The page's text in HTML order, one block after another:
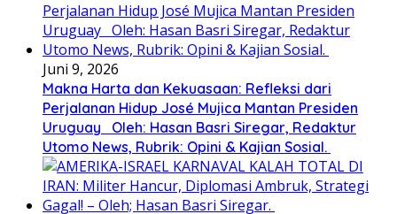
Juni 9, 2026
Makna Harta dan Kekuasaan: Refleksi dari
Perjalanan Hidup José Mujica Mantan Presiden
Uruguay Oleh: Hasan Basri Siregar, Redaktur
Utomo News, Rubrik: Opini & Kajian Sosial.